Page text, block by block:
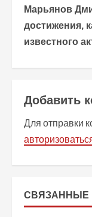
о
л
ж
и
т
ь
т
Марьянов
достижения,
известного
Добавить
Для отправки
СВЯЗАННЫЕ